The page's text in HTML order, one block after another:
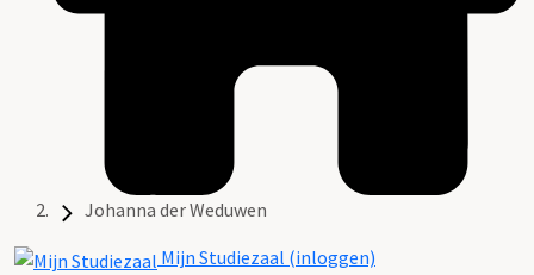
Johanna der Weduwen
Mijn Studiezaal (inloggen)